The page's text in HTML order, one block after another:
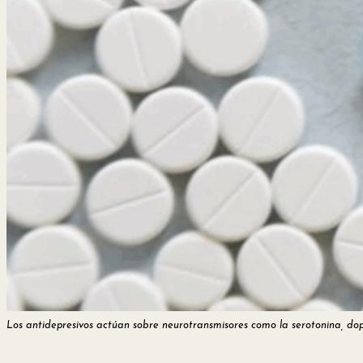
Los antidepresivos actúan sobre neurotransmisores como la serotonina,